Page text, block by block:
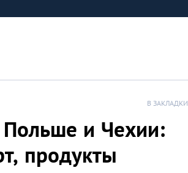
В ЗАКЛАДКИ
и Чехии:
продукты